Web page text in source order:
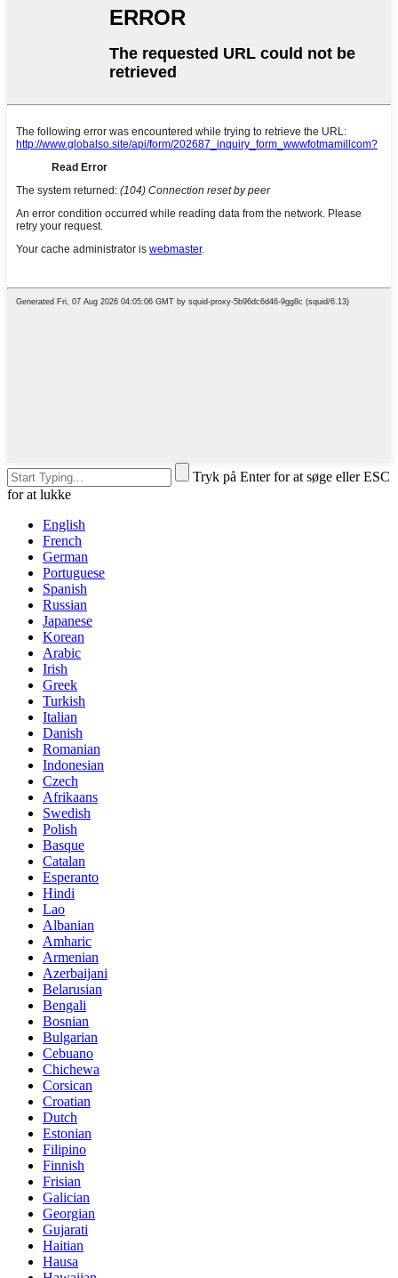
Tryk på Enter for at søge eller ESC
for at lukke
English
French
German
Portuguese
Spanish
Russian
Japanese
Korean
Arabic
Irish
Greek
Turkish
Italian
Danish
Romanian
Indonesian
Czech
Afrikaans
Swedish
Polish
Basque
Catalan
Esperanto
Hindi
Lao
Albanian
Amharic
Armenian
Azerbaijani
Belarusian
Bengali
Bosnian
Bulgarian
Cebuano
Chichewa
Corsican
Croatian
Dutch
Estonian
Filipino
Finnish
Frisian
Galician
Georgian
Gujarati
Haitian
Hausa